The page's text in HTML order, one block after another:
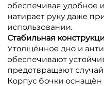
обеспечивая удобное
натирает руку даже
использовании.
Стабильная
Утолщённое дно и
обеспечивают
предотвращают
Корпус бочки